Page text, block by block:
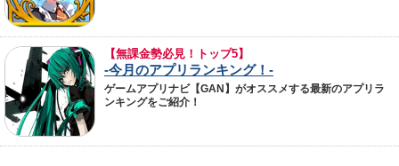
【無課金勢必見！トップ5】
-今月のアプリランキング！-
ゲームアプリナビ【GAN】がオススメする最新のアプリラ
ンキングをご紹介！